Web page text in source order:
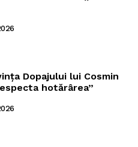
Dopajului lui Cosmin
hotărârea”